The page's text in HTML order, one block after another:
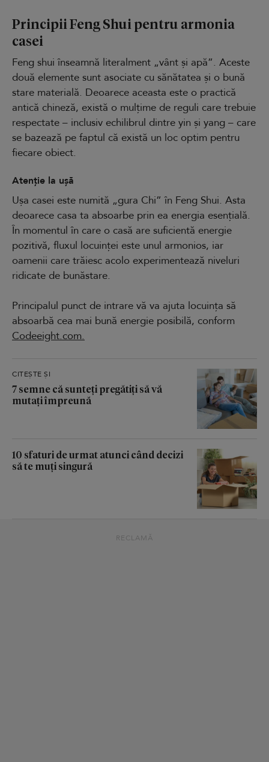
Principii Feng Shui pentru armonia
casei
Feng shui înseamnă literalment „vânt și apă”. Aceste
două elemente sunt asociate cu sănătatea și o bună
stare materială. Deoarece aceasta este o practică
antică chineză, există o mulțime de reguli care trebuie
respectate – inclusiv echilibrul dintre yin și yang – care
se bazează pe faptul că există un loc optim pentru
fiecare obiect.
Atenție la ușă
Ușa casei este numită „gura Chi” în Feng Shui. Asta
deoarece casa ta absoarbe prin ea energia esențială.
În momentul în care o casă are suficientă energie
pozitivă, fluxul locuinței este unul armonios, iar
oamenii care trăiesc acolo experimentează niveluri
ridicate de bunăstare.
Principalul punct de intrare vă va ajuta locuința să
absoarbă cea mai bună energie posibilă, conform
Codeeight.com.
CITEȘTE ȘI
7 semne că sunteți pregătiți să vă
mutați împreună
10 sfaturi de urmat atunci când decizi
să te muți singură
RECLAMĂ